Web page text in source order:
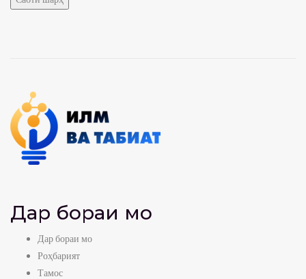
Дар бораи мо
Дар бораи мо
Роҳбарият
Тамос